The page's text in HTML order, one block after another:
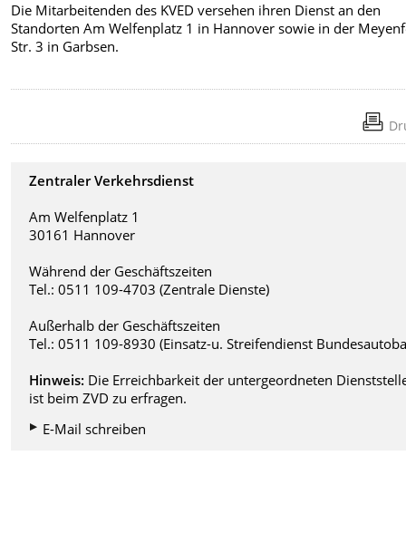
Die Mitarbeitenden des KVED versehen ihren Dienst an den
Standorten Am Welfenplatz 1 in Hannover sowie in der
Str. 3 in Garbsen.
Zentraler Verkehrsdienst
Am Welfenplatz 1
30161 Hannover
Während der Geschäftszeiten
Tel.: 0511 109-4703 (Zentrale Dienste)
Außerhalb der Geschäftszeiten
Tel.: 0511 109-8930 (Einsatz-u. Streifendienst
Hinweis: Die Erreichbarkeit der untergeordneten
ist beim ZVD zu erfragen.
E-Mail schreiben